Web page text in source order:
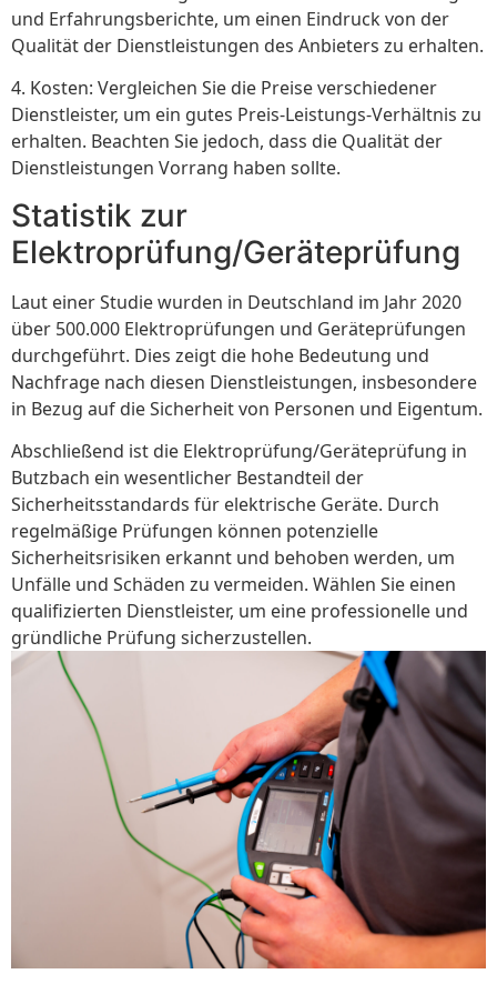
und Erfahrungsberichte, um einen Eindruck von der
Qualität der Dienstleistungen des Anbieters zu erhalten.
4. Kosten: Vergleichen Sie die Preise verschiedener
Dienstleister, um ein gutes Preis-Leistungs-Verhältnis zu
erhalten. Beachten Sie jedoch, dass die Qualität der
Dienstleistungen Vorrang haben sollte.
Statistik zur
Elektroprüfung/Geräteprüfung
Laut einer Studie wurden in Deutschland im Jahr 2020
über 500.000 Elektroprüfungen und Geräteprüfungen
durchgeführt. Dies zeigt die hohe Bedeutung und
Nachfrage nach diesen Dienstleistungen, insbesondere
in Bezug auf die Sicherheit von Personen und Eigentum.
Abschließend ist die Elektroprüfung/Geräteprüfung in
Butzbach ein wesentlicher Bestandteil der
Sicherheitsstandards für elektrische Geräte. Durch
regelmäßige Prüfungen können potenzielle
Sicherheitsrisiken erkannt und behoben werden, um
Unfälle und Schäden zu vermeiden. Wählen Sie einen
qualifizierten Dienstleister, um eine professionelle und
gründliche Prüfung sicherzustellen.